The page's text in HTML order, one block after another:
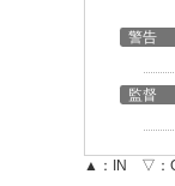
警告
監督
▲：IN ▽：